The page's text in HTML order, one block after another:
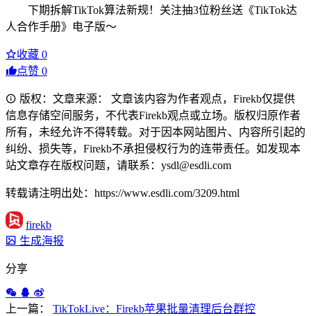
下期拆解TikTok算法新规！关注抽3位粉丝送《TikTok达
人合作手册》电子版～
收藏 0
点赞 0
版权：文章来源： 文章该内容为作者观点，Firekb仅提供
信息存储空间服务，不代表Firekb观点或立场。版权归原作者
所有，未经允许不得转载。对于因本网站图片、内容所引起的
纠纷、损失等，Firekb不承担侵权行为的连带责任。如发现本
站文章存在版权问题，请联系：ysdl@esdli.com
转载请注明出处：https://www.esdli.com/3209.html
firekb
生成海报
分享
上一篇： TikTokLive：Firekb苹果批量清理后台群控